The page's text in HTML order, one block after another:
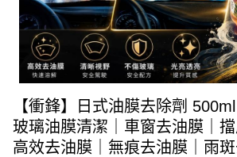
【衝鋒】日式油膜去除劑
玻璃油膜清潔｜車窗去油膜｜擋
高效去油膜｜無痕去油膜｜雨